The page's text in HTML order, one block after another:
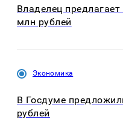
Владелец
млн рублей
Экономика
В Госдуме
рублей